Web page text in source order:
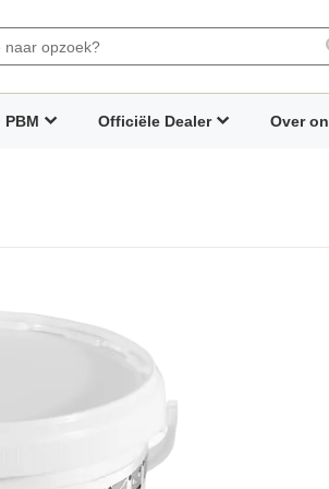
PBM Officiële Dealer Over